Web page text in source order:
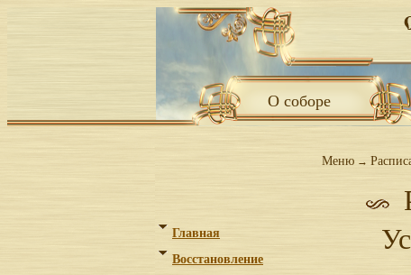
О соборе
Главная
Восстановление
Меню →